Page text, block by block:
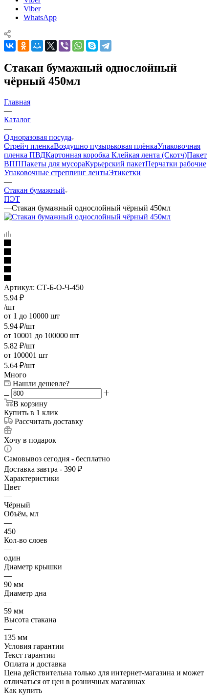
Viber
WhatsApp
Стакан бумажный однослойный
чёрный 450мл
Главная
—
Каталог
—
Одноразовая посуда
Стрейч пленкаВоздушно пузырьковая плёнкаУпаковочная
пленка ПВДКартонная коробка Клейкая лента (Скотч)Пакет
ВПППакеты для мусораКурьерский пакетПерчатки рабочие
Упаковочные стреппинг лентыЭтикетки
—
Стакан бумажный
ПЭТ
—Стакан бумажный однослойный чёрный 450мл
Артикул: СТ-Б-О-Ч-450
5.94 ₽
/шт
от 1 до 10000 шт
5.94 ₽/шт
от 10001 до 100000 шт
5.82 ₽/шт
от 100001 шт
5.64 ₽/шт
Много
Нашли дешевле?
В корзину
Купить в 1 клик
Рассчитать доставку
Хочу в подарок
Самовывоз сегодня - бесплатно
Доставка завтра - 390 ₽
Характеристики
Цвет
—
Чёрный
Объём, мл
—
450
Кол-во слоев
—
один
Диаметр крышки
—
90 мм
Диаметр дна
—
59 мм
Высота стакана
—
135 мм
Условия гарантии
Текст гарантии
Оплата и доставка
Цена действительна только для интернет-магазина и может
отличаться от цен в розничных магазинах
Как купить